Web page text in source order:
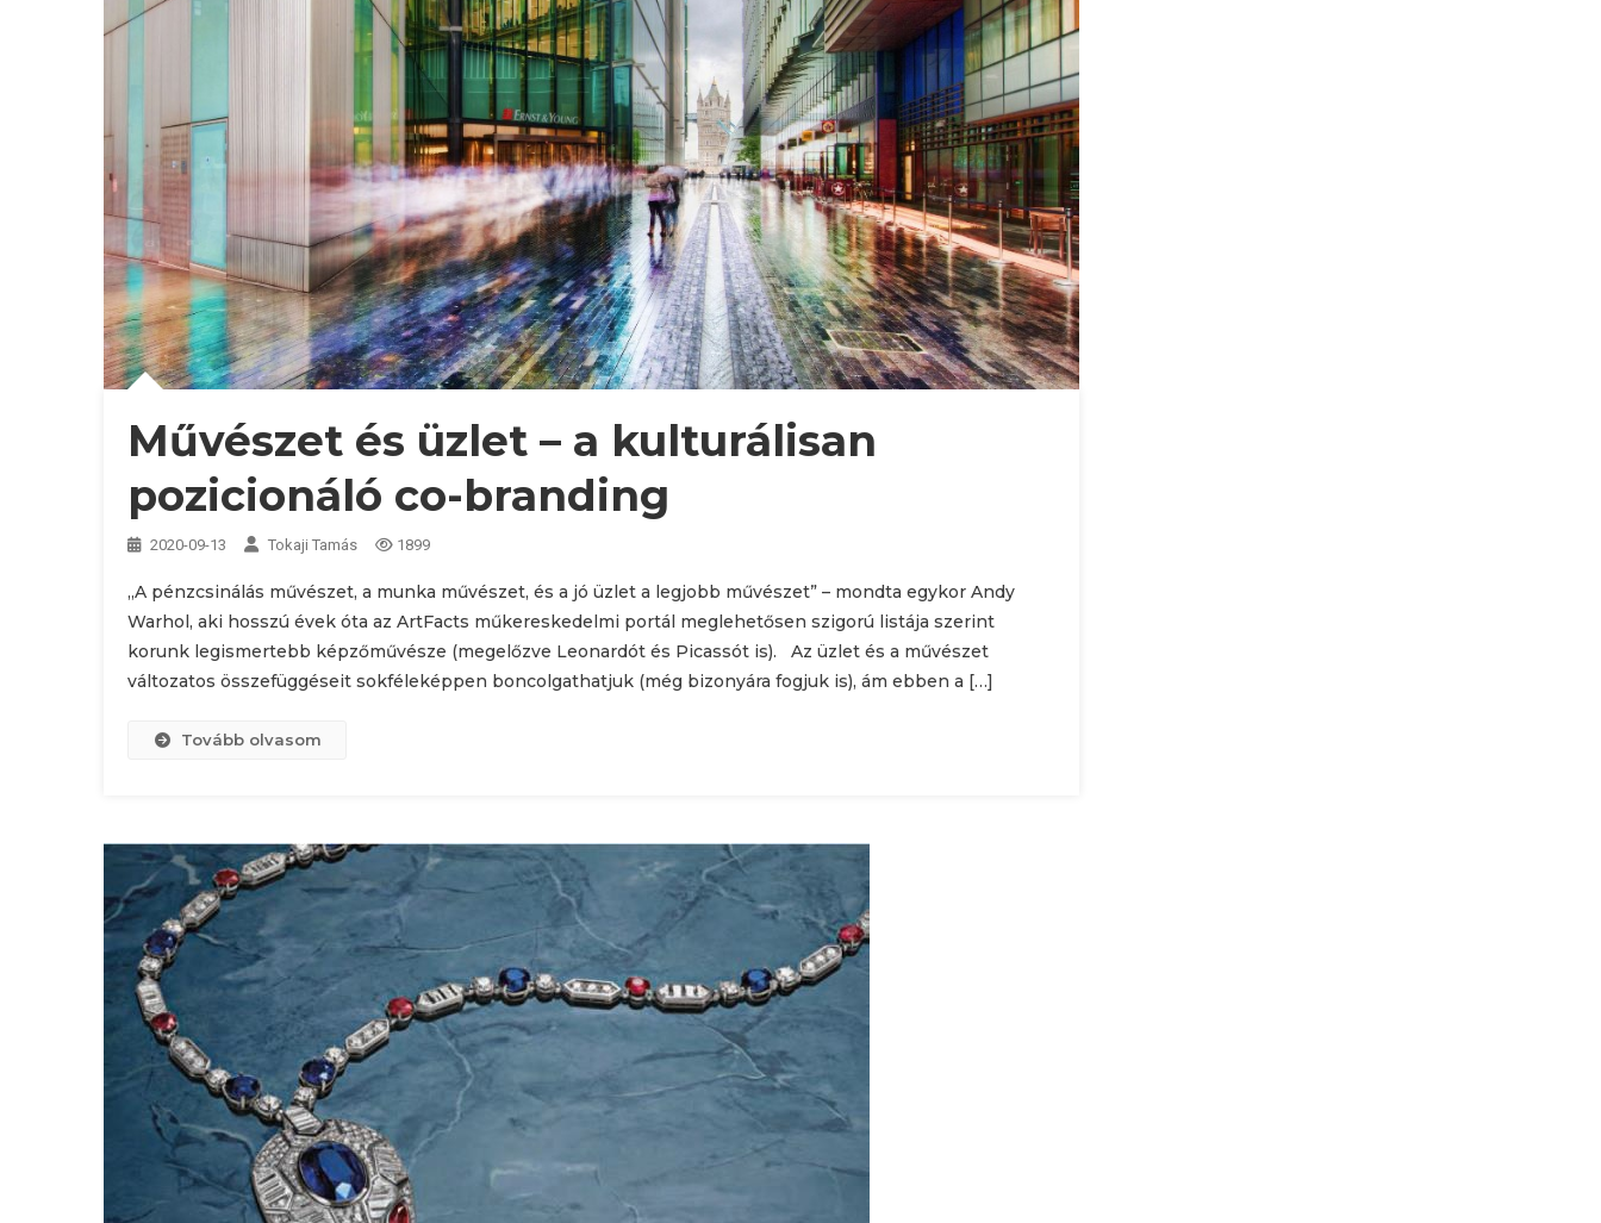
Művészet és üzlet – a kulturálisan
pozicionáló co-branding
2020-09-13 Tokaji Tamás 1899
„A pénzcsinálás művészet, a munka művészet, és a jó üzlet a legjobb művészet” – mondta egykor Andy
Warhol, aki hosszú évek óta az ArtFacts műkereskedelmi portál meglehetősen szigorú listája szerint
korunk legismertebb képzőművésze (megelőzve Leonardót és Picassót is). Az üzlet és a művészet
változatos összefüggéseit sokféleképpen boncolgathatjuk (még bizonyára fogjuk is), ám ebben a […]
Tovább olvasom